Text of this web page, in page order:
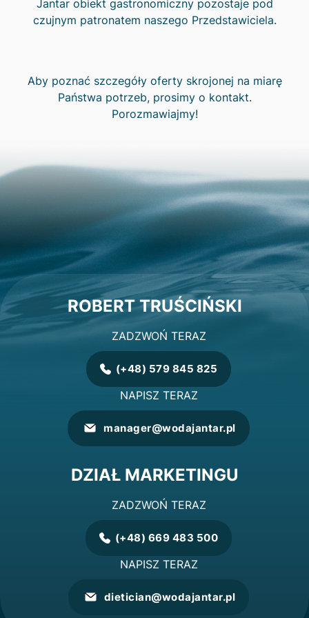
Jantar obiekt gastronomiczny pozostaje pod
czujnym patronatem naszego Przedstawiciela.
Aby poznać szczegóły oferty skrojonej na miarę
Państwa potrzeb, prosimy o kontakt.
Porozmawiajmy!
ROBERT TRUŚCIŃSKI
ZADZWOŃ TERAZ
Numer
telefonu
sprzedaży
(+48) 579 845 825
NAPISZ TERAZ
Adres
email
działu
manager@wodajantar.pl
DZIAŁ MARKETINGU
ZADZWOŃ TERAZ
Numer
telefonu
marketingu
(+48) 669 483 500
NAPISZ TERAZ
Adresdietician@wodajantar.pl